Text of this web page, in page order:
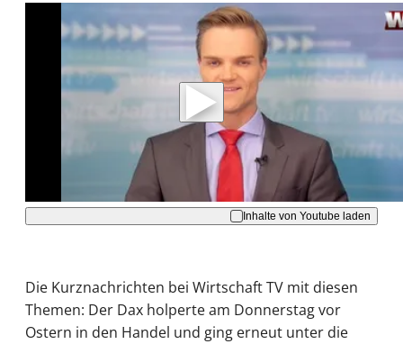
Mit der Wiedergabe dieses Videos werden
Daten an Youtube übertragen.
Hinweise dazu erhalten Sie in derDatenschutzerklärung
Akzeptieren
Inhalte von Youtube laden
Die Kurznachrichten bei Wirtschaft TV mit diesen
Themen: Der Dax holperte am Donnerstag vor
Ostern in den Handel und ging erneut unter die